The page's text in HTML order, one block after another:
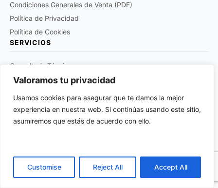
Valoramos tu privacidad
Usamos cookies para asegurar que te damos la mejor
experiencia en nuestra web. Si continúas usando este sitio,
asumiremos que estás de acuerdo con ello.
Customise Reject All Accept All
Condiciones Generales de Venta (PDF)
Política de Privacidad
Política de Cookies
SERVICIOS
Consultoría Técnica
Soporte Técnico
Gestión de RMA & Garantías
CALIDAD Y CERTIFICACIONES